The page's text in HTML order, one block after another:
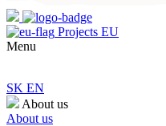
Projects EU
Menu
SK EN
About us
About us